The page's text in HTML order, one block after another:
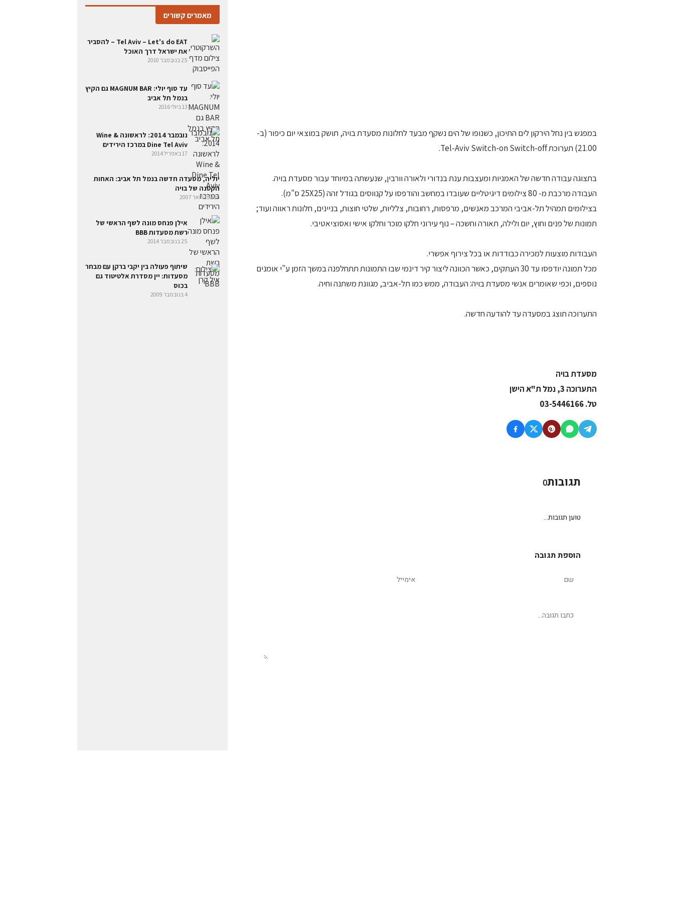
במפגש בין נחל הירקון לים התיכון, כשנופו של הים נשקף מבעד לחלונות מסעדת בויה, תושק במוצאי יום כיפור (ב-
21.00) תערוכת Tel-Aviv Switch-on Switch-off.
בתצוגה עבודה חדשה של האמניות ומעצבות ענת בנדורי ולאורה וורבין, שנעשתה במיוחד עבור מסעדת בויה.
העבודה מרכבת מ- 80 צילומים דיגיטליים שעובדו במחשב והודפסו על קנווסים בגודל זהה (25X25 ס"מ).
בצילומים תמהיל תל-אביבי המרכב מאנשים, מרפסות, רחובות, צלליות, שלטי חוצות, בניינים, חלונות ראווה ועוד;
תמונות של פנים וחוץ, יום ולילה, תאורה וחשכה – נוף עירוני חלקו מוכר וחלקו אישי ואסוציאטיבי.
העבודות מוצעות למכירה כבודדות או בכל צירוף אפשרי.
מכל תמונה יודפסו עד 30 העתקים, כאשר הכוונה ליצור קיר דינמי שבו התמונות תתחלפנה במשך הזמן ע"י אומנים
נוספים, וכפי שאומרים אנשי מסעדת בויה: העבודה, ממש כמו תל-אביב, מגוונת משתנה וחיה.
התערוכה תוצג במסעדה עד להודעה חדשה.
מסעדת בויה
התערוכה 3, נמל ת"א הישן
טל. 03-5446166
תגובות0
טוען תגובות...
הוספת תגובה
מאמרים קשורים
Tel Aviv – Let's do EAT – להסביר
את ישראל דרך האוכל
25 בנובמבר 2010
עד סוף יולי: MAGNUM BAR גם הקיץ
בנמל תל אביב
13 ביולי 2016
נובמבר 2014: לראשונה Wine &
Dine Tel Aviv במרכז הירידים
17 באפריל 2014
יוליה, מסעדה חדשה בנמל תל אביב: האחות
הקטנה של בויה
19 בפברואר 2007
אילן פנחס מונה לשף הראשי של
רשת מסעדות BBB
25 בנובמבר 2014
שיתוף פעולה בין יקבי ברקן עם מבחר
מסעדות: יין מסדרת אלטיטוד גם
בכוס
4 בנובמבר 2009